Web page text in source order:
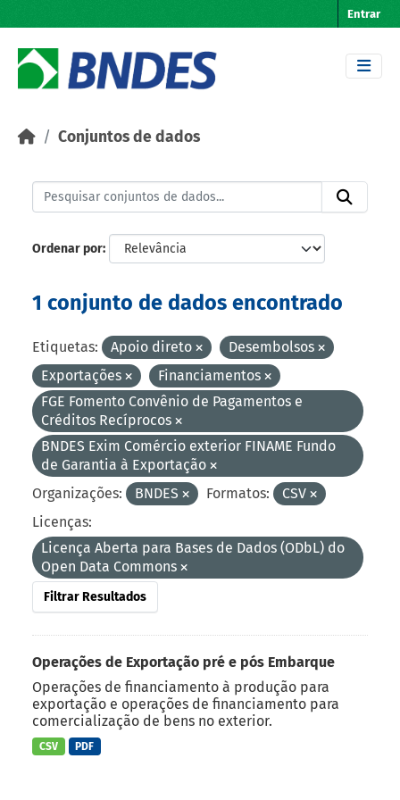
Entrar
Conjuntos de dados
Ordenar por
1 conjunto de dados encontrado
Etiquetas: Apoio direto
Desembolsos
Exportações
Financiamentos
FGE Fomento Convênio de Pagamentos e
Créditos Recíprocos
BNDES Exim Comércio exterior FINAME Fundo
de Garantia à Exportação
Organizações:
BNDES Formatos:
CSV
Licenças:
Licença Aberta para Bases de Dados (ODbL) do
Open Data Commons
Filtrar Resultados
Operações de Exportação pré e pós Embarque
Operações de financiamento à produção para
exportação e operações de financiamento para
comercialização de bens no exterior.
CSV PDF